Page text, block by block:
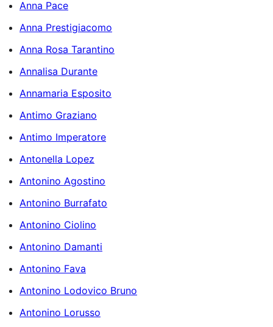
Anna Pace
Anna Prestigiacomo
Anna Rosa Tarantino
Annalisa Durante
Annamaria Esposito
Antimo Graziano
Antimo Imperatore
Antonella Lopez
Antonino Agostino
Antonino Burrafato
Antonino Ciolino
Antonino Damanti
Antonino Fava
Antonino Lodovico Bruno
Antonino Lorusso